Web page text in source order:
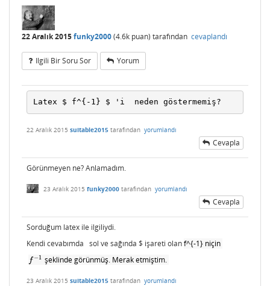
22 Aralık 2015funky2000(4.6k puan) tarafından cevaplandı
Ilgili Bir Soru Sor Yorum
Latex $ f^{-1} $ 'i  neden göstermemiş?
22 Aralık 2015 suitable2015 tarafından yorumlandı
Cevapla
Görünmeyen ne? Anlamadım.
23 Aralık 2015 funky2000 tarafından yorumlandı
Cevapla
Sorduğum latex ile ilgiliydi.
Kendi cevabımda sol ve sağında $ işareti olanf^{-1} niçin
f −1
f−1 şeklinde görünmüş. Merak etmiştim.
23 Aralık 2015 suitable2015 tarafından yorumlandı